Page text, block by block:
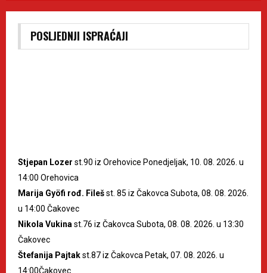
POSLJEDNJI ISPRAĆAJI
Stjepan Lozer st.90 iz Orehovice Ponedjeljak, 10. 08. 2026. u
14:00 Orehovica
Marija Gyöfi rođ. Filešst. 85 iz Čakovca Subota, 08. 08. 2026.
u 14:00 Čakovec
Nikola Vukina st.76 iz Čakovca Subota, 08. 08. 2026. u 13:30
Čakovec
Štefanija Pajtakst.87 iz Čakovca Petak, 07. 08. 2026. u
14:00Čakovec